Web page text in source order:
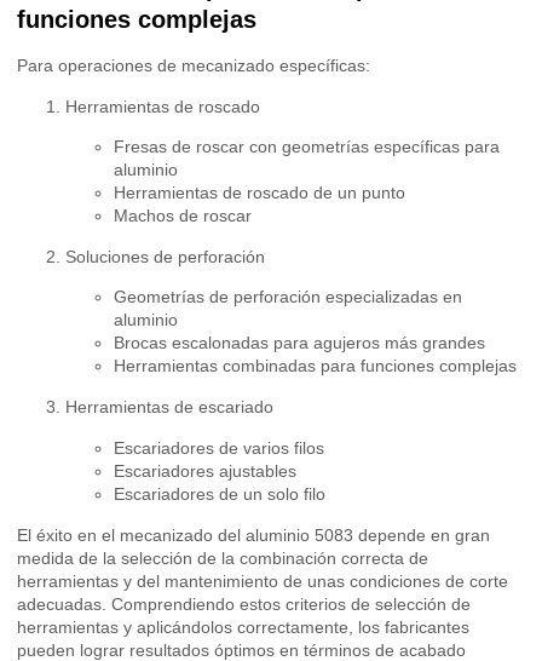
funciones complejas
Para operaciones de mecanizado específicas:
Herramientas de roscado
Fresas de roscar con geometrías específicas para
aluminio
Herramientas de roscado de un punto
Machos de roscar
Soluciones de perforación
Geometrías de perforación especializadas en
aluminio
Brocas escalonadas para agujeros más grandes
Herramientas combinadas para funciones complejas
Herramientas de escariado
Escariadores de varios filos
Escariadores ajustables
Escariadores de un solo filo
El éxito en el mecanizado del aluminio 5083 depende en gran
medida de la selección de la combinación correcta de
herramientas y del mantenimiento de unas condiciones de corte
adecuadas. Comprendiendo estos criterios de selección de
herramientas y aplicándolos correctamente, los fabricantes
pueden lograr resultados óptimos en términos de acabado